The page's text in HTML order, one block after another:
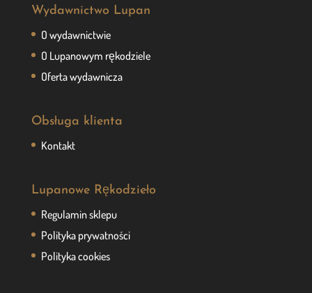
Wydawnictwo Lupan
O wydawnictwie
O Lupanowym rękodziele
Oferta wydawnicza
Obsługa klienta
Kontakt
Lupanowe Rękodzieło
Regulamin sklepu
Polityka prywatności
Polityka cookies